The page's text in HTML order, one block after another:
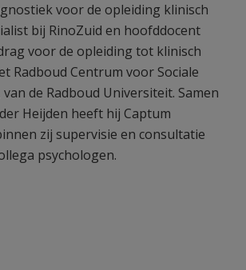
voor de opleiding klinisch
bij RinoZuid en hoofddocent
voor de opleiding tot klinisch
Radboud Centrum voor Sociale
de Radboud Universiteit. Samen
Heijden heeft hij Captum
zij supervisie en consultatie
psychologen.